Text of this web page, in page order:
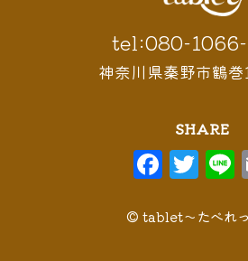
tel:080-
神奈川県秦野市鶴
SHARE
F
a
c
T
w
it
© tablet〜たべれ